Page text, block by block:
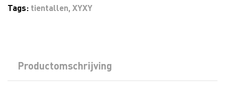
Tags: tientallen, XYXY
Productomschrijving